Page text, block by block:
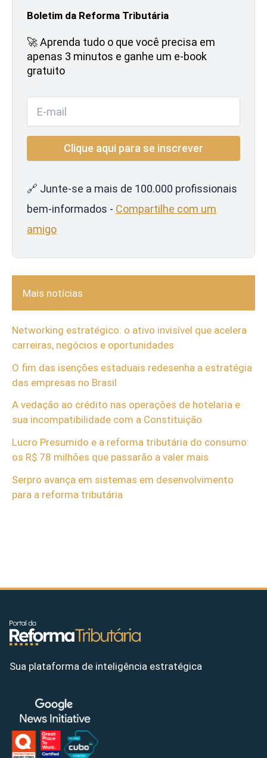
Boletim da Reforma Tributária
🚀 Aprenda tudo o que você precisa em
apenas 3 minutos e ganhe um e-book
gratuito
🔗 Junte-se a mais de 100.000 profissionais
bem-informados - Compartilhe com um
amigo
Mais notícias
Networking estratégico: o ativo invisível que acelera
carreiras, negócios e oportunidades
O fim das isenções estaduais redesenha a estratégia
das empresas no Brasil
A vedação ao crédito nas operações de hotelaria e
sua incompatibilidade com a Constituição
Lucro Presumido e a reforma tributária do consumo:
os R$ 78 milhões que passarão a valer mais
Serpro avança em sistemas em desenvolvimento
para a reforma tributária
Sua plataforma de inteligência estratégica